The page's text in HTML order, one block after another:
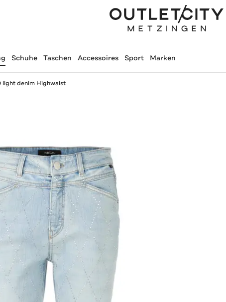
Schuhe Taschen Accessoires Sport Marken
light denim Highwaist